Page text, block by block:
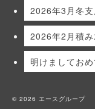
2026年3月冬
2026年2月積
明けましてお
© 2026 エースグループ